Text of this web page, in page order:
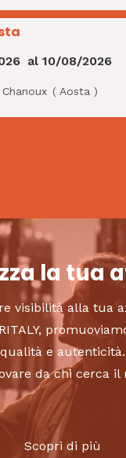
al10/08/2026
(Aosta )
la tua
visibilità alla tua
qualità e autenticità.
da chi cerca il
Scopri di più